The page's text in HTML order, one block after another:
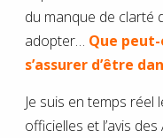
du manque de clarté
adopter… Que
s’assurer d’être
Je suis en temps
officielles et l’avis